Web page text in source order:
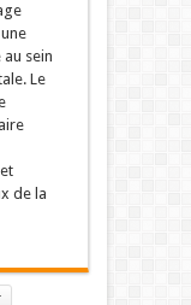
sein
Le
de la